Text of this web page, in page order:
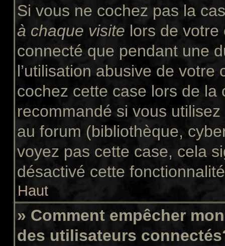
Si vous ne cochez pas la
à chaque visite lors de votre
connecté que pendant une
l’utilisation abusive de
cochez cette case lors de la
recommandé si vous
au forum (bibliothèque,
voyez pas cette case, cela
désactivé cette
Haut
» Comment empêcher
des utilisateurs